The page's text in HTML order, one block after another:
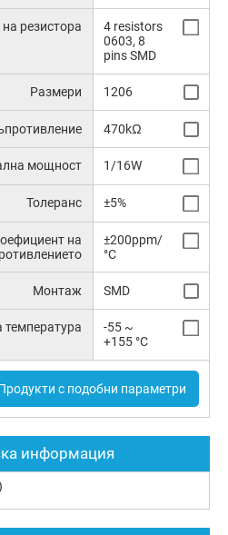
на резистора
4 resistors
0603, 8
pins SMD
Размери 1206
470kΩ
мощност 1/16W
Толеранс ±5%
на
±200ppm/
°C
Монтаж SMD
температура
-55 ~
+155 °C
с подобни параметри
информация